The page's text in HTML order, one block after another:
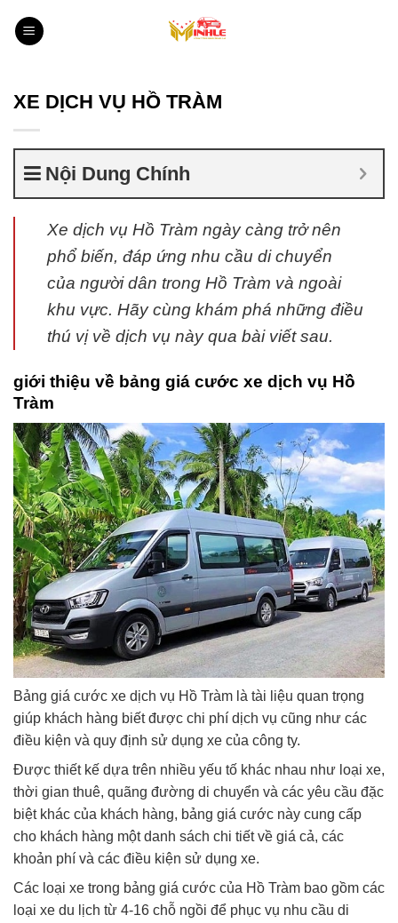
qua
XE DỊCH VỤ HỒ TRÀM
Nội Dung Chính
Xe dịch vụ Hồ Tràm ngày càng trở nên
phổ biến, đáp ứng nhu cầu di chuyển
của người dân trong Hồ Tràm và ngoài
khu vực. Hãy cùng khám phá những điều
thú vị về dịch vụ này qua bài viết sau.
giới thiệu về bảng giá cước xe dịch vụ Hồ
Tràm
Bảng giá cước xe dịch vụ Hồ Tràm là tài liệu quan trọng
giúp khách hàng biết được chi phí dịch vụ cũng như các
điều kiện và quy định sử dụng xe của công ty.
Được thiết kế dựa trên nhiều yếu tố khác nhau như loại xe,
thời gian thuê, quãng đường di chuyển và các yêu cầu đặc
biệt khác của khách hàng, bảng giá cước này cung cấp
cho khách hàng một danh sách chi tiết về giá cả, các
khoản phí và các điều kiện sử dụng xe.
Các loại xe trong bảng giá cước của Hồ Tràm bao gồm các
loại xe du lịch từ 4-16 chỗ ngồi để phục vụ nhu cầu di